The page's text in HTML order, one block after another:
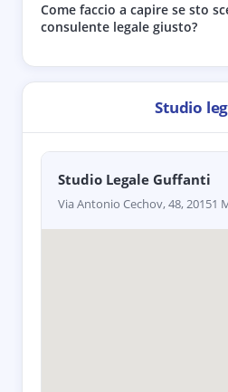
Come faccio a capire se sto
consulente legale giusto?
Studio
Studio Legale Guffanti
Via Antonio Cechov, 48, 20151